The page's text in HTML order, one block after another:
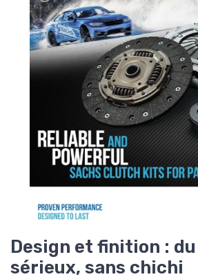
Design et finition : du
sérieux, sans chichi